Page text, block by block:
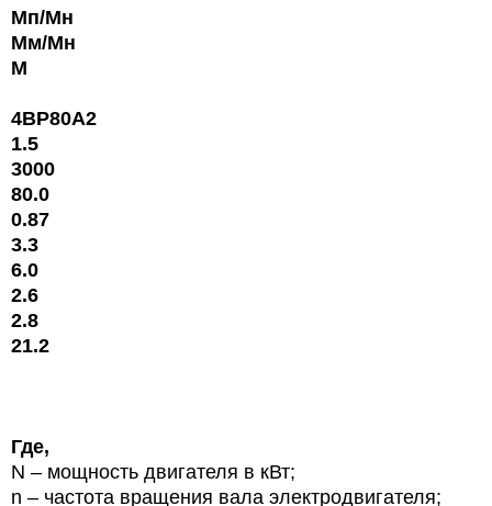
Mп/Mн
Mм/Mн
M
4ВР80А2
1.5
3000
80.0
0.87
3.3
6.0
2.6
2.8
21.2
Где,
N – мощность двигателя в кВт;
n – частота вращения вала электродвигателя;